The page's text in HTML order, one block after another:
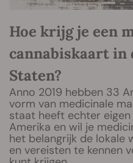
Hoe krijg je een
cannabiskaart in
Staten?
Anno 2019 hebben 33
vorm van medicinale
staat heeft echter eigen
Amerika en wil je
het belangrijk de lokale
en vereisten te kennen